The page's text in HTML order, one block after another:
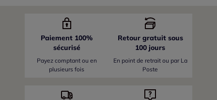
Paiement 100%
sécurisé
Payez comptant ou en
plusieurs fois
Retour gratuit sous
100 jours
En point de retrait ou par La
Poste